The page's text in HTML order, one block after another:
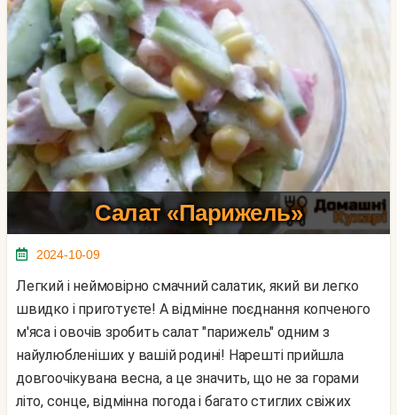
Салат «Парижель»
2024-10-09
Легкий і неймовірно смачний салатик, який ви легко
швидко і приготуєте! А відмінне поєднання копченого
м'яса і овочів зробить салат "парижель" одним з
найулюбленіших у вашій родині! Нарешті прийшла
довгоочікувана весна, а це значить, що не за горами
літо, сонце, відмінна погода і багато стиглих свіжих